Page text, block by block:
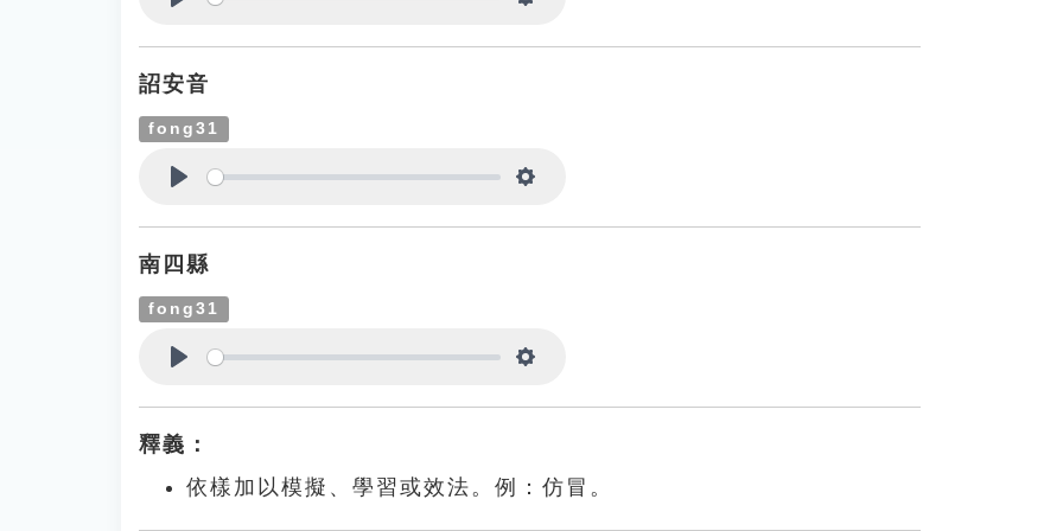
詔安音
fong31
南四縣
fong31
釋義：
依樣加以模擬、學習或效法。例：仿冒。